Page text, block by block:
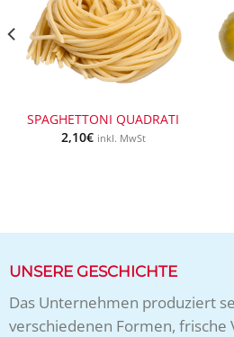
SPAGHETTONI QUADRATI
2,10€ inkl. MwSt
UNSERE GESCHICHTE
Das Unternehmen produziert
verschiedenen Formen, frische